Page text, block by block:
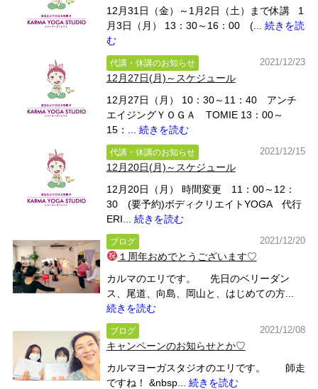
12月31日（金）～1月2日（土）まで休講 1
月3日（月） 13：30～16：00 (... 続きを読
む
代講・休講のお知らせ 2021/12/23
12月27日(月)～スケジュール
12月27日（月） 10：30～11：40 アンチ
エイジングＹＯＧＡ TOMIE 13：00～
15：... 続きを読む
代講・休講のお知らせ 2021/12/15
12月20日(月)～スケジュール
12月20日（月） 時間変更 11：00～12：
30 (要予約)ボディクリエイトYOGA 代行
ERI... 続きを読む
ブログ 2021/12/20
１周年おめでとうございます♡
カルマのエリです。 先日のベリーダン
ス、尾道、向島、岡山と、はじめての方...
続きを読む
ブログ 2021/12/08
キャンペーンのお知らせとか♡
カルマヨーガスタジオのエリです。 師走
ですね！ &nbsp... 続きを読む